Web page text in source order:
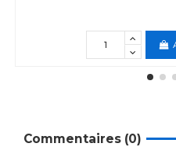
Commentaires (0)